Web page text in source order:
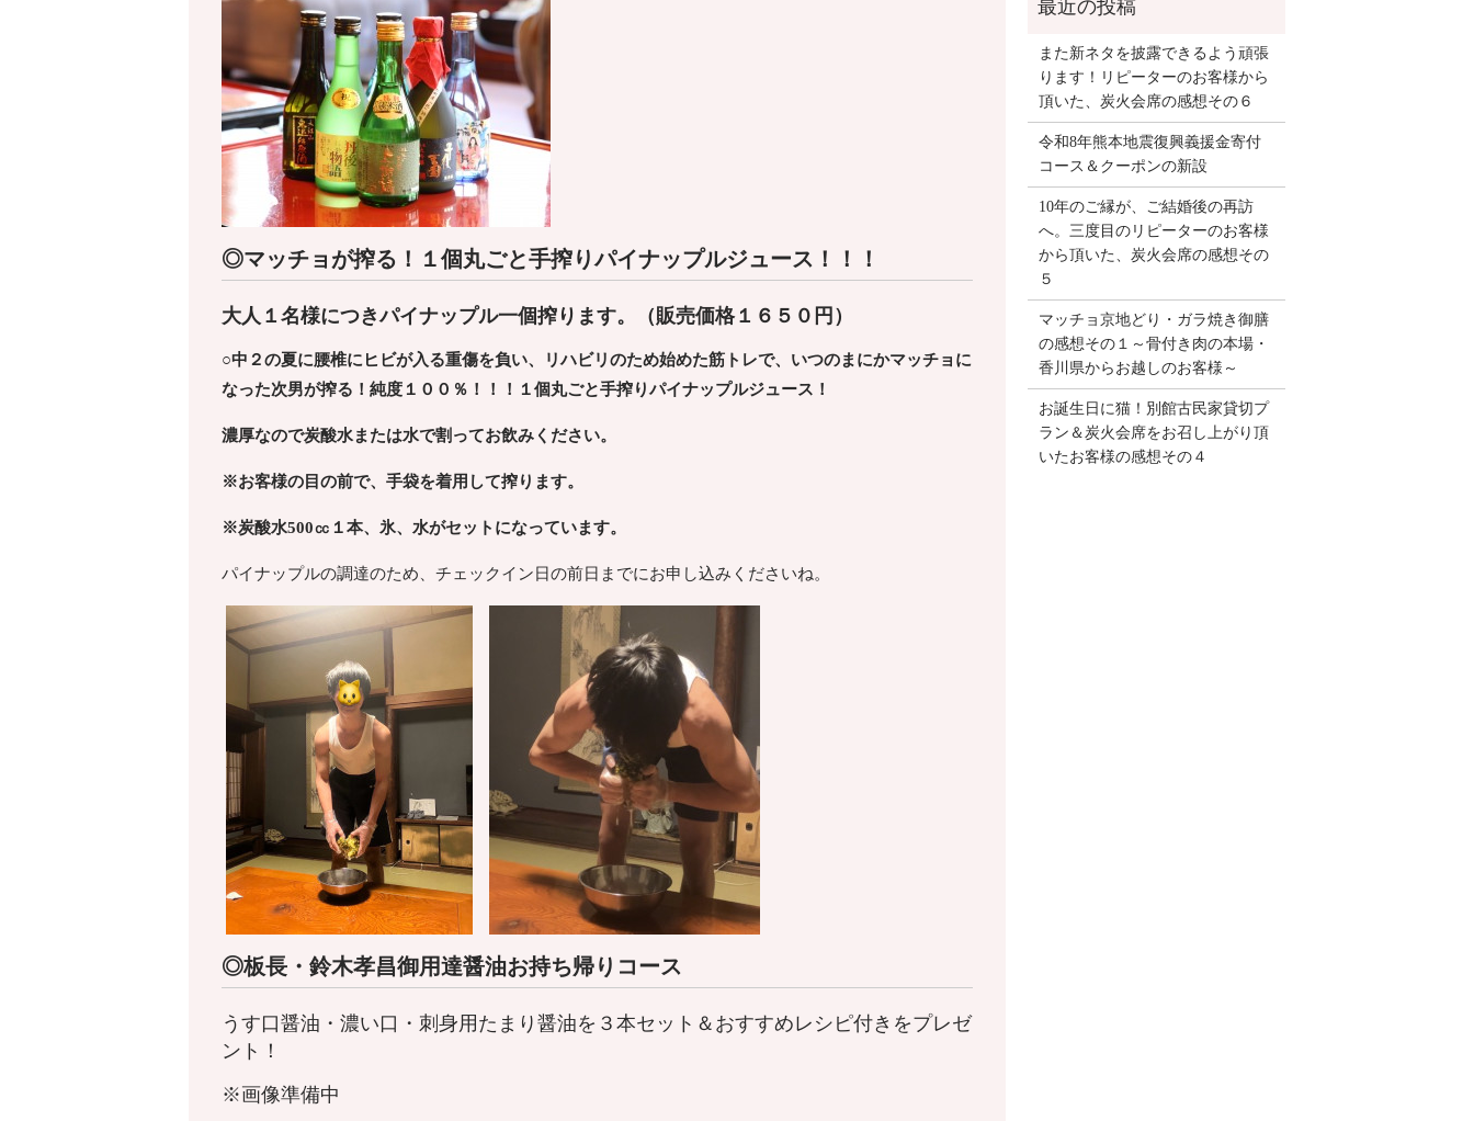
◎マッチョが搾る！１個丸ごと手搾りパイナップルジュース！！！
大人１名様につきパイナップル一個搾ります。（販売価格１６５０円）
○中２の夏に腰椎にヒビが入る重傷を負い、リハビリのため始めた筋トレで、いつのまにかマッチョに
なった次男が搾る！ 純度１００％！！！１個丸ごと手搾りパイナップルジュース！
濃厚なので炭酸水または水で割ってお飲みください。
※お客様の目の前で、手袋を着用して搾ります。
※炭酸水500㏄１本、氷、水がセットになっています。
パイナップルの調達のため、チェックイン日の前日までにお申し込みくださいね。
◎板長・鈴木孝昌御用達醤油お持ち帰りコース
うす口醤油・濃い口・刺身用たまり醤油を３本セット＆おすすめレシピ付きをプレゼ
ント！
※画像準備中
また新ネタを披露できるよう頑張
ります！リピーターのお客様から
頂いた、炭火会席の感想その６
令和8年熊本地震復興義援金寄付
コース＆クーポンの新設
10年のご縁が、ご結婚後の再訪
へ。三度目のリピーターのお客様
から頂いた、炭火会席の感想その
５
マッチョ京地どり・ガラ焼き御膳
の感想その１～骨付き肉の本場・
香川県からお越しのお客様～
お誕生日に猫！別館古民家貸切プ
ラン＆炭火会席をお召し上がり頂
いたお客様の感想その４